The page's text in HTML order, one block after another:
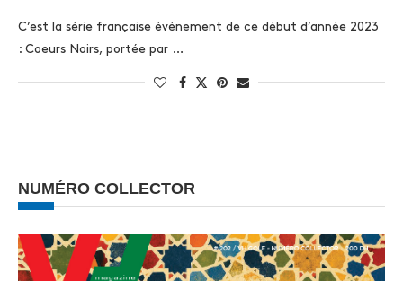
C’est la série française événement de ce début d’année 2023
: Coeurs Noirs, portée par …
NUMÉRO COLLECTOR